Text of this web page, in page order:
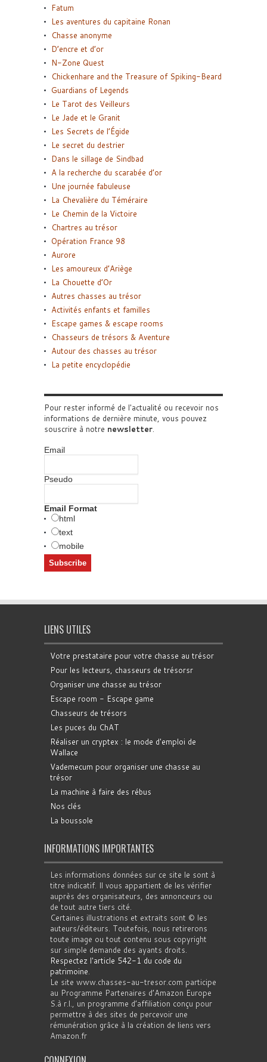
Fatum
Les aventures du capitaine Ronan
Chasse anonyme
D’encre et d’or
N-Zone Quest
Chickenhare and the Treasure of Spiking-Beard
Guardians of Legends
Le Tarot des Veilleurs
Le Jade et le Granit
Les Secrets de l’Égide
Le secret du destrier
Dans le sillage de Sindbad
A la recherche du scarabée d’or
Une journée fabuleuse
La Chevalière du Téméraire
Le Chemin de la Victoire
Chartres au trésor
Opération France 98
Aurore
Les amoureux d’Ariège
La Chouette d’Or
Autres chasses au trésor
Activités enfants et familles
Escape games & escape rooms
Chasseurs de trésors & Aventure
Autour des chasses au trésor
La petite encyclopédie
Pour rester informé de l'actualité ou recevoir nos
informations de dernière minute, vous pouvez
souscrire à notre newsletter
Email
Pseudo
Email Format
html
text
mobile
LIENS UTILES
Votre prestataire pour votre chasse au trésor
Pour les lecteurs, chasseurs de trésorsr
Organiser une chasse au trésor
Escape room - Escape game
Chasseurs de trésors
Les puces du ChAT
Réaliser un cryptex : le mode d'emploi de
Wallace
Vademecum pour organiser une chasse au
trésor
La machine à faire des rébus
Nos clés
La boussole
INFORMATIONS IMPORTANTES
Les informations données sur ce site le sont à
titre indicatif. Il vous appartient de les vérifier
auprès des organisateurs, des annonceurs ou
de tout autre tiers cité.
Certaines illustrations et extraits sont © les
auteurs/éditeurs. Toutefois, nous retirerons
toute image ou tout contenu sous copyright
sur simple demande des ayants droits.
Respectez l'article 542-1 du code du
patrimoine
Le site www.chasses-au-tresor.com participe
au Programme Partenaires d’Amazon Europe
S.à r.l., un programme d’affiliation conçu pour
permettre à des sites de percevoir une
rémunération grâce à la création de liens vers
Amazon.fr